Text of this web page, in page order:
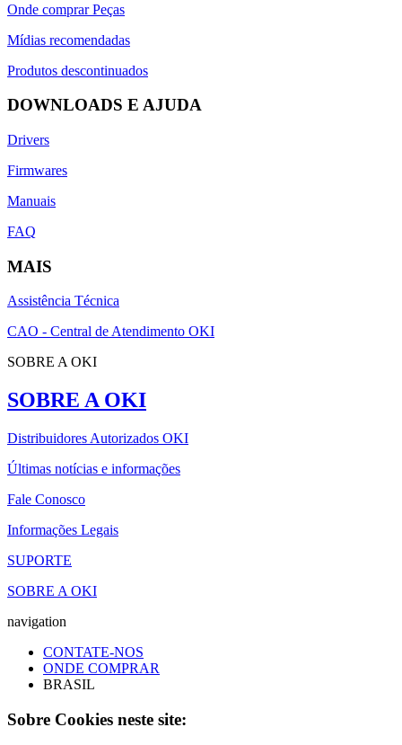
Onde comprar Peças
Mídias recomendadas
Produtos descontinuados
DOWNLOADS E AJUDA
Drivers
Firmwares
Manuais
FAQ
MAIS
Assistência Técnica
CAO - Central de Atendimento OKI
SOBRE A OKI
SOBRE A OKI
Distribuidores Autorizados OKI
Últimas notícias e informações
Fale Conosco
Informações Legais
SUPORTE
SOBRE A OKI
navigation
CONTATE-NOS
ONDE COMPRAR
BRASIL
Sobre Cookies neste site: